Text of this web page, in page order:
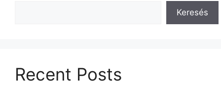
Keresés
Recent Posts